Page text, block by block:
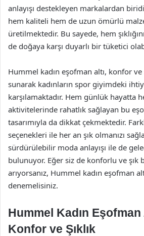
anlayışı destekleyen markalardan
hem kaliteli hem de uzun ömürlü
üretilmektedir. Bu sayede, hem
de doğaya karşı duyarlı bir tüketici
Hummel kadın eşofman altı, konfor ve
sunarak kadınların spor giyimdeki
karşılamaktadır. Hem günlük hayatta
aktivitelerinde rahatlık sağlayan bu
tasarımıyla da dikkat çekmektedir.
seçenekleri ile her an şık olmanızı
sürdürülebilir moda anlayışı ile de
bulunuyor. Eğer siz de konforlu ve şık
arıyorsanız, Hummel kadın eşofman
denemelisiniz.
Hummel Kadın Eşofman
Konfor ve Şıklık